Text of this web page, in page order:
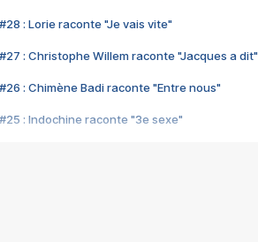
#28 : Lorie raconte "Je vais vite"
#27 : Christophe Willem raconte "Jacques a dit"
#26 : Chimène Badi raconte "Entre nous"
#25 : Indochine raconte "3e sexe"